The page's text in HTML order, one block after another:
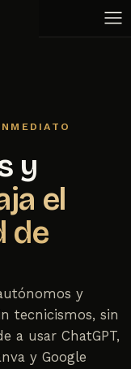
y
el
de
y
tecnicismos, sin
a usar ChatGPT,
y Google